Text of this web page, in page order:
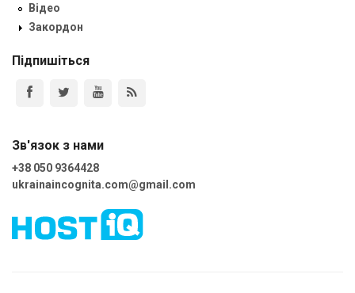
Відео
Закордон
Підпишіться
Зв'язок з нами
+38 050 9364428
ukrainaincognita.com@gmail.com